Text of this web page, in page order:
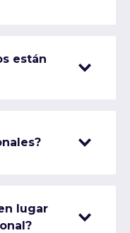
están
lugar